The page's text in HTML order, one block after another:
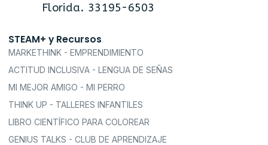
Florida. 33195-6503
STEAM+ y Recursos
MARKETHINK - EMPRENDIMIENTO
ACTITUD INCLUSIVA - LENGUA DE SEÑAS
MI MEJOR AMIGO - MI PERRO
THINK UP - TALLERES INFANTILES
LIBRO CIENTÍFICO PARA COLOREAR
GENIUS TALKS - CLUB DE APRENDIZAJE